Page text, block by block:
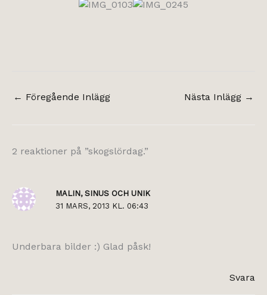
← Föregående Inlägg Nästa Inlägg →
2 reaktioner på ”skogslördag.”
MALIN, SINUS OCH UNIK
31 MARS, 2013 KL. 06:43
Underbara bilder :) Glad påsk!
Svara